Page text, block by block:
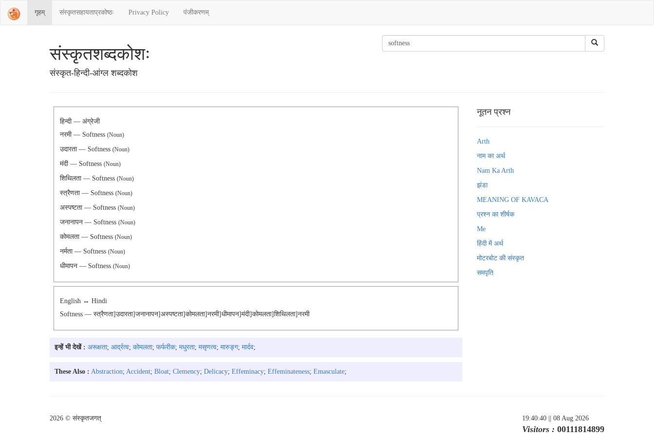
गृहम् संस्‍कृतसहायताप्रकोष्‍ठः Privacy Policy पंजीकरणम्
संस्‍कृतशब्‍दकोशः
संस्‍कृत-हिन्दी-आंग्ल शब्दकोश
हिन्दी — अंग्रेजी
नरमी — Softness (Noun)
उदारता — Softness (Noun)
मंदी — Softness (Noun)
शिथिलता — Softness (Noun)
स्त्रैणता — Softness (Noun)
अस्पष्टता — Softness (Noun)
जनानापन — Softness (Noun)
कोमलता — Softness (Noun)
नर्मता — Softness (Noun)
धीमापन — Softness (Noun)
English ↔ Hindi
Softness — स्त्रैणता]उदारता]जनानापन]अस्पष्टता]कोमलता]नरमी]धीमापन]मंदी]कोमलता]शिथिलता]नरमी
इन्हें भी देखें : अरूक्षता; आर्द्रत्व; कोमलता; फर्फरीक; मधुरता; मसृणत्व; मारुङ्ग; मार्दव;
These Also : Abstraction; Accident; Bloat; Clemency; Delicacy; Effeminacy; Effeminateness; Emasculate;
नूतन प्रश्न
Arth
नाम का अर्थ
Nam Ka Arth
झंडा
MEANING OF KAVACA
प्रश्न का शीर्षक
Me
हिंदी में अर्थ
मोटरबोट की संस्कृत
समपृति
2026 © संस्कृतजगत् 19:40:40 || 08 Aug 2026
Visitors : 00111814899